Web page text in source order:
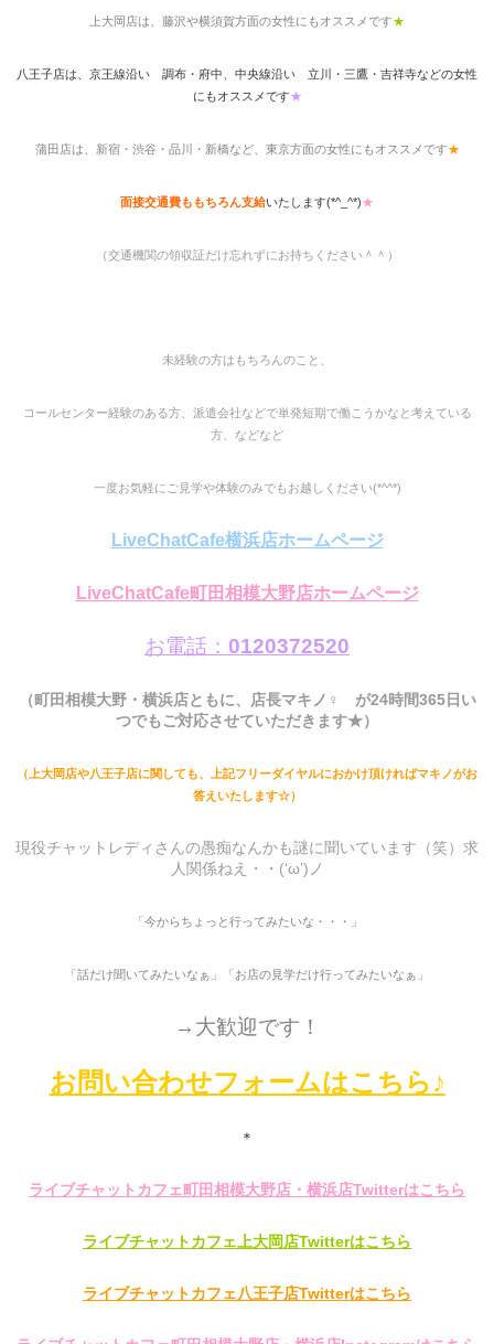
上大岡店は、藤沢や横須賀方面の女性にもオススメです★
八王子店は、京王線沿い 調布・府中、中央線沿い 立川・三鷹・吉祥寺などの女性
にもオススメです★
蒲田店は、新宿・渋谷・品川・新橋など、東京方面の女性にもオススメです★
面接交通費ももちろん支給いたします(*^_^*)★
（交通機関の領収証だけ忘れずにお持ちください＾＾）
未経験の方はもちろんのこと、
コールセンター経験のある方、派遣会社などで単発短期で働こうかなと考えている
方、などなど
一度お気軽にご見学や体験のみでもお越しください(*^^*)
LiveChatCafe横浜店ホームページ
LiveChatCafe町田相模大野店ホームページ
お電話： 0120372520
（町田相模大野・横浜店ともに、店長マキノ♀ が24時間365日い
つでもご対応させていただきます★）
（上大岡店や八王子店に関しても、上記フリーダイヤルにおかけ頂ければマキノがお
答えいたします☆）
現役チャットレディさんの愚痴なんかも謎に聞いています（笑）求
人関係ねえ・・(‘ω’)ノ
「今からちょっと行ってみたいな・・・」
「話だけ聞いてみたいなぁ」「お店の見学だけ行ってみたいなぁ」
→大歓迎です！
お問い合わせフォームはこちら♪
＊
ライブチャットカフェ町田相模大野店・横浜店Twitterはこちら
ライブチャットカフェ上大岡店Twitterはこちら
ライブチャットカフェ八王子店Twitterはこちら